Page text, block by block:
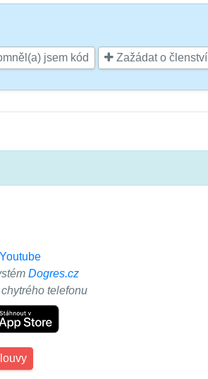
jsem kód Zažádat o členství
Youtube
Dogres.cz
telefonu